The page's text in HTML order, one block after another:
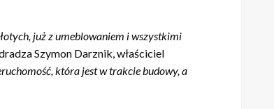
już z umeblowaniem i wszystkimi
Szymon Darznik, właściciel
która jest w trakcie budowy, a